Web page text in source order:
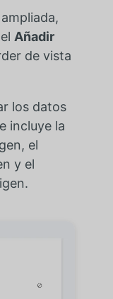
Añadir
de vista
los datos
incluye la
el
y el